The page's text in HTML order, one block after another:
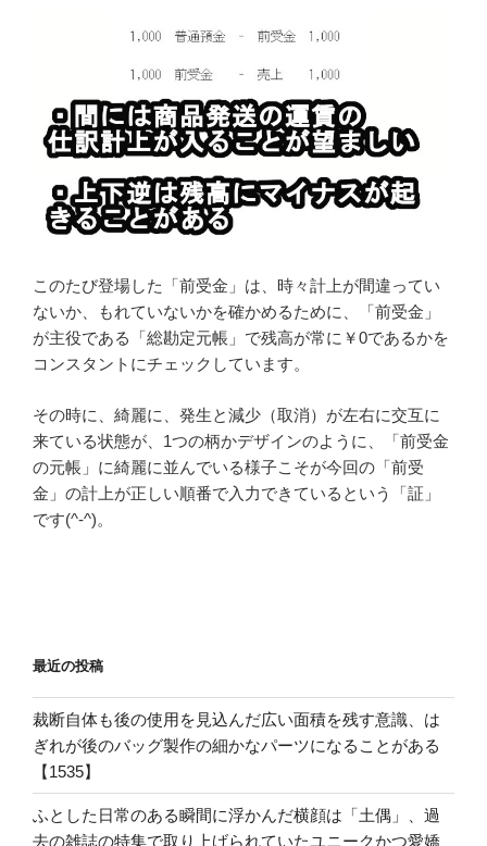
このたび登場した「前受金」は、時々計上が間違ってい
ないか、もれていないかを確かめるために、「前受金」
が主役である「総勘定元帳」で残高が常に￥0であるかを
コンスタントにチェックしています。
その時に、綺麗に、発生と減少（取消）が左右に交互に
来ている状態が、1つの柄かデザインのように、「前受金
の元帳」に綺麗に並んでいる様子こそが今回の「前受
金」の計上が正しい順番で入力できているという「証」
です(^-^)。
最近の投稿
裁断自体も後の使用を見込んだ広い面積を残す意識、は
ぎれが後のバッグ製作の細かなパーツになることがある
【1535】
ふとした日常のある瞬間に浮かんだ横顔は「土偶」、過
去の雑誌の特集で取り上げられていたユニークかつ愛嬌